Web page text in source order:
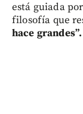
está guiada
filosofía que
hace grandes”.